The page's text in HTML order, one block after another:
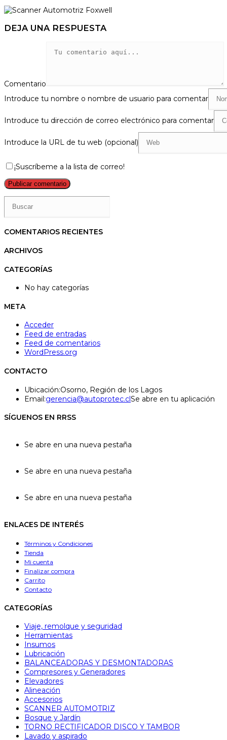
DEJA UNA RESPUESTA
Comentario
Introduce tu nombre o nombre de usuario para comentar
Introduce tu dirección de correo electrónico para comentar
Introduce la URL de tu web (opcional)
¡Suscríbeme a la lista de correo!
COMENTARIOS RECIENTES
ARCHIVOS
CATEGORÍAS
No hay categorías
META
Acceder
Feed de entradas
Feed de comentarios
WordPress.org
CONTACTO
Ubicación:Osorno, Región de los Lagos
Email:gerencia@autoprotec.clSe abre en tu aplicación
SÍGUENOS EN RRSS
Se abre en una nueva pestaña
Se abre en una nueva pestaña
Se abre en una nueva pestaña
ENLACES DE INTERÉS
Términos y Condiciones
Tienda
Mi cuenta
Finalizar compra
Carrito
Contacto
CATEGORÍAS
Viaje, remolque y seguridad
Herramientas
Insumos
Lubricación
BALANCEADORAS Y DESMONTADORAS
Compresores y Generadores
Elevadores
Alineación
Accesorios
SCANNER AUTOMOTRIZ
Bosque y Jardín
TORNO RECTIFICADOR DISCO Y TAMBOR
Lavado y aspirado